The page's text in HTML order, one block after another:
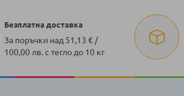
Безплатна доставка
За поръчки над 51,13 € /
100,00 лв. с тегло до 10 кг